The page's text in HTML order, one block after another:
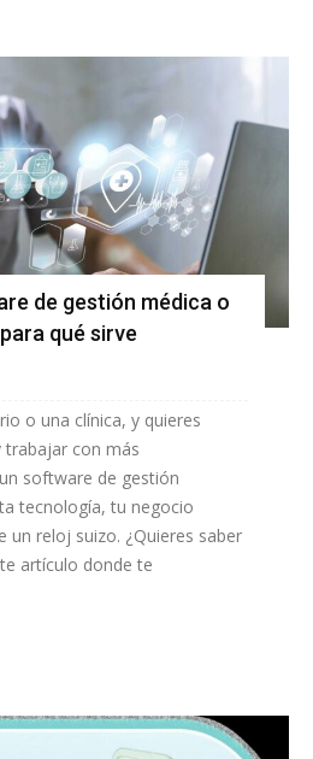
de gestión médica o
qué sirve
o una clínica, y quieres
con más
software de gestión
tecnología, tu negocio
un reloj suizo. ¿Quieres saber
artículo donde te